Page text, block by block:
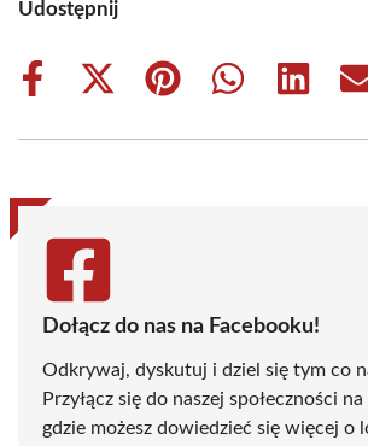
Udostępnij
Share
Share
(Twitter)
Share
Share
Share
Dołącz do nas na Facebooku!
Odkrywaj, dyskutuj i dziel się tym co
Przyłącz się do naszej społeczności
gdzie możesz dowiedzieć się więcej o